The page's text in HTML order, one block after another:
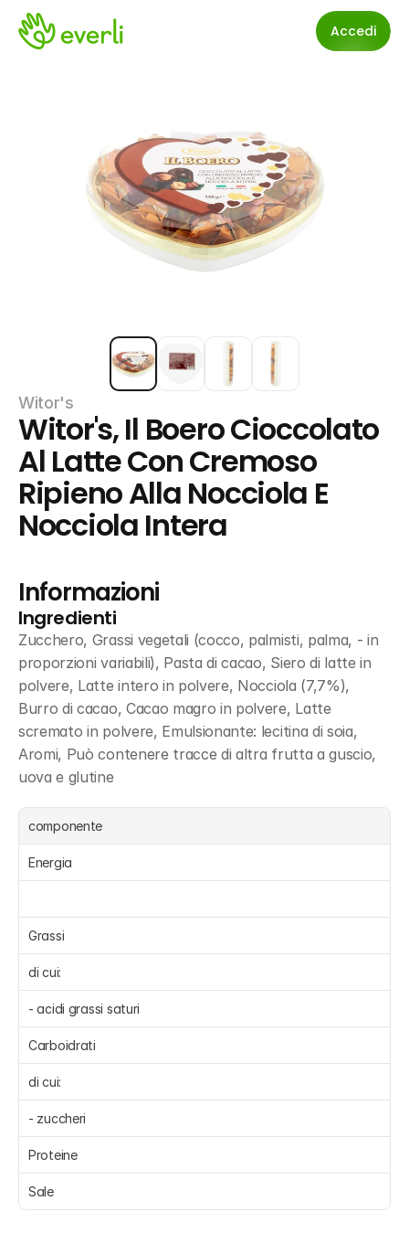
Accedi
Witor's
Witor's, Il Boero Cioccolato
Al Latte Con Cremoso
Ripieno Alla Nocciola E
Nocciola Intera
Informazioni
Ingredienti
Zucchero, Grassi vegetali (cocco, palmisti, palma, - in
proporzioni variabili), Pasta di cacao, Siero di latte in
polvere, Latte intero in polvere, Nocciola (7,7%),
Burro di cacao, Cacao magro in polvere, Latte
scremato in polvere, Emulsionante: lecitina di soia,
Aromi, Può contenere tracce di altra frutta a guscio,
uova e glutine
componente
Energia
Grassi
di cui:
- acidi grassi saturi
Carboidrati
di cui:
- zuccheri
Proteine
Sale